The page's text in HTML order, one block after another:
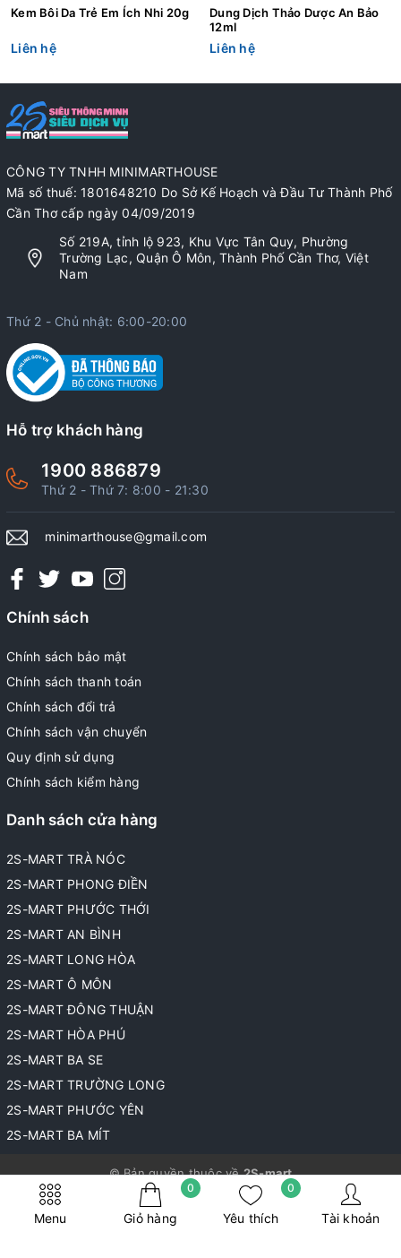
Menu Giỏ hàng
0
Yêu thích
0
Tài khoản
Kem Bôi Da Trẻ Em Ích Nhi 20g
Liên hệ
Dung Dịch Thảo Dược An Bảo
12ml
Liên hệ
CÔNG TY TNHH MINIMARTHOUSE
Mã số thuế: 1801648210 Do Sở Kế Hoạch và Đầu Tư Thành Phố
Cần Thơ cấp ngày 04/09/2019
Số 219A, tỉnh lộ 923, Khu Vực Tân Quy, Phường
Trường Lạc, Quận Ô Môn, Thành Phố Cần Thơ, Việt
Nam
Thứ 2 - Chủ nhật: 6:00-20:00
Hỗ trợ khách hàng
1900 886879
Thứ 2 - Thứ 7: 8:00 - 21:30
minimarthouse@gmail.com
Chính sách
Chính sách bảo mật
Chính sách thanh toán
Chính sách đổi trả
Chính sách vận chuyển
Quy định sử dụng
Chính sách kiểm hàng
Danh sách cửa hàng
2S-MART TRÀ NÓC
2S-MART PHONG ĐIỀN
2S-MART PHƯỚC THỚI
2S-MART AN BÌNH
2S-MART LONG HÒA
2S-MART Ô MÔN
2S-MART ĐÔNG THUẬN
2S-MART HÒA PHÚ
2S-MART BA SE
2S-MART TRƯỜNG LONG
2S-MART PHƯỚC YÊN
2S-MART BA MÍT
© Bản quyền thuộc về2S-mart
Cung cấp bởi
Sapo